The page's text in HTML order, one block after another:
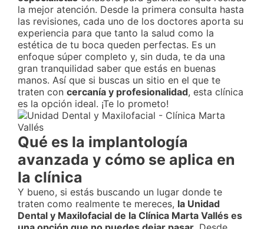
la mejor atención. Desde la primera consulta hasta
las revisiones, cada uno de los doctores aporta su
experiencia para que tanto la salud como la
estética de tu boca queden perfectas. Es un
enfoque súper completo y, sin duda, te da una
gran tranquilidad saber que estás en buenas
manos. Así que si buscas un sitio en el que te
traten con cercanía y profesionalidad, esta clínica
es la opción ideal. ¡Te lo prometo!
Qué es la implantología
avanzada y cómo se aplica en
la clínica
Y bueno, si estás buscando un lugar donde te
traten como realmente te mereces, la Unidad
Dental y Maxilofacial de la Clínica Marta Vallés es